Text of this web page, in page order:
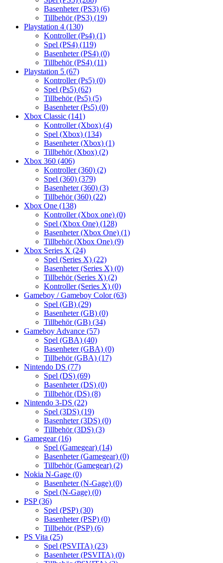
Basenheter (PS3) (6)
Tillbehör (PS3) (19)
Playstation 4 (130)
Kontroller (Ps4) (1)
Spel (PS4) (119)
Basenheter (PS4) (0)
Tillbehör (PS4) (11)
Playstation 5 (67)
Kontroller (Ps5) (0)
Spel (Ps5) (62)
Tillbehör (Ps5) (5)
Basenheter (Ps5) (0)
Xbox Classic (141)
Kontroller (Xbox) (4)
Spel (Xbox) (134)
Basenheter (Xbox) (1)
Tillbehör (Xbox) (2)
Xbox 360 (406)
Kontroller (360) (2)
Spel (360) (379)
Basenheter (360) (3)
Tillbehör (360) (22)
Xbox One (138)
Kontroller (Xbox one) (0)
Spel (Xbox One) (128)
Basenheter (Xbox One) (1)
Tillbehör (Xbox One) (9)
Xbox Series X (24)
Spel (Series X) (22)
Basenheter (Series X) (0)
Tillbehör (Series X) (2)
Kontroller (Series X) (0)
Gameboy / Gameboy Color(63)
Spel (GB) (29)
Basenheter (GB) (0)
Tillbehör (GB) (34)
Gameboy Advance (57)
Spel (GBA) (40)
Basenheter (GBA) (0)
Tillbehör (GBA) (17)
Nintendo DS (77)
Spel (DS) (69)
Basenheter (DS) (0)
Tillbehör (DS) (8)
Nintendo 3-DS (22)
Spel (3DS) (19)
Basenheter (3DS) (0)
Tillbehör (3DS) (3)
Gamegear(16)
Spel (Gamegear) (14)
Basenheter (Gamegear) (0)
Tillbehör (Gamegear) (2)
Nokia N-Gage (0)
Basenheter (N-Gage) (0)
Spel (N-Gage) (0)
PSP(36)
Spel (PSP) (30)
Basenheter (PSP) (0)
Tillbehör (PSP) (6)
PS Vita (25)
Spel (PSVITA) (23)
Basenheter (PSVITA) (0)